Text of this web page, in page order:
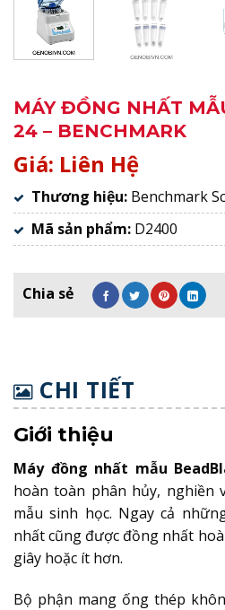
MÁY ĐỒNG NHẤT
24 – BENCHMARK
Giá: Liên Hệ
Thương hiệu: Benchmark
Mã sản phẩm: D2400
CHI TIẾT
Giới thiệu
Máy đồng nhất mẫu
hoàn toàn phân hủy, nghiền
mẫu sinh học. Ngay cả
nhất cũng được đồng nhất
giây hoặc ít hơn.
Bộ phận mang ống thép